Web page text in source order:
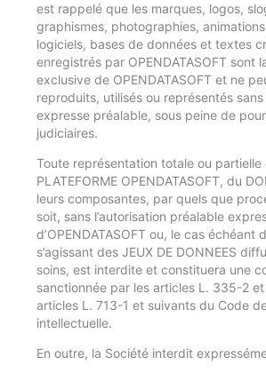
est rappelé que les marques, logos,
graphismes, photographies,
logiciels, bases de données et textes
enregistrés par OPENDATASOFT sont
exclusive de OPENDATASOFT et ne
reproduits, utilisés ou représentés
expresse préalable, sous peine de
judiciaires.
Toute représentation totale ou partielle
PLATEFORME OPENDATASOFT, du
leurs composantes, par quels que
soit, sans l’autorisation préalable
d’OPENDATASOFT ou, le cas échéant
s’agissant des JEUX DE DONNEES
soins, est interdite et constituera une
sanctionnée par les articles L. 335-2
articles L. 713-1 et suivants du Code
intellectuelle.
En outre, la Société interdit